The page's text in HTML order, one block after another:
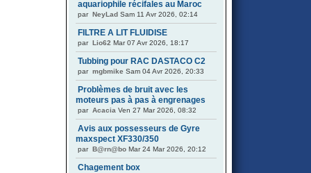
aquariophile récifales au Maroc
par NeyLad Sam 11 Avr 2026, 02:14
FILTRE A LIT FLUIDISE
par Lio62 Mar 07 Avr 2026, 18:17
Tubbing pour RAC DASTACO C2
par mgbmike Sam 04 Avr 2026, 20:33
Problèmes de bruit avec les
moteurs pas à pas à engrenages
par Acacia Ven 27 Mar 2026, 08:32
Avis aux possesseurs de Gyre
maxspect XF330/350
par B@rn@bo Mar 24 Mar 2026, 20:12
Chagement box